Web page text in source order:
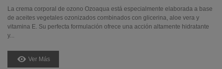
La crema corporal de ozono Ozoaqua está especialmente elaborada a base
de aceites vegetales ozonizados combinados con glicerina, aloe vera y
vitamina E. Su perfecta formulación ofrece una acción altamente hidratante
y...
Ver Más